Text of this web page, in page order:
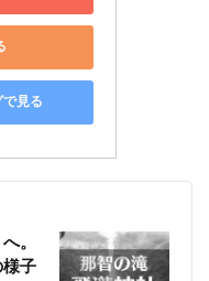
で見る
。
様子